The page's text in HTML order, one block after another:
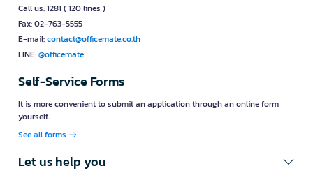
Call us: 1281 ( 120 lines )
Fax: 02-763-5555
E-mail:contact@officemate.co.th
LINE:@officemate
Self-Service Forms
It is more convenient to submit an application through an online form
yourself.
See all forms
Let us help you